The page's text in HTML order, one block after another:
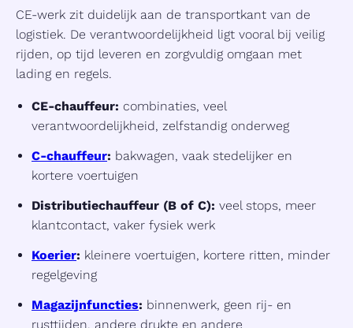
CE-werk zit duidelijk aan de transportkant van de
logistiek. De verantwoordelijkheid ligt vooral bij veilig
rijden, op tijd leveren en zorgvuldig omgaan met
lading en regels.
CE-chauffeur: combinaties, veel
verantwoordelijkheid, zelfstandig onderweg
C-chauffeur: bakwagen, vaak stedelijker en
kortere voertuigen
Distributiechauffeur (B of C): veel stops, meer
klantcontact, vaker fysiek werk
Koerier: kleinere voertuigen, kortere ritten, minder
regelgeving
Magazijnfuncties: binnenwerk, geen rij- en
rusttijden, andere drukte en andere